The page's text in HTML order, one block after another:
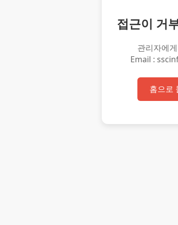
접근이 거
관리자에
Email :
홈으로